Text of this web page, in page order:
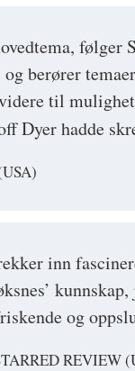
følger
berører
til
Dyer hadde
inn
og
REVIEW